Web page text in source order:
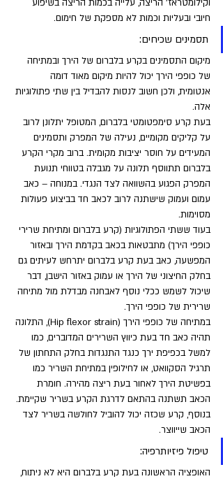
וקילומטראז' הריצה, עלייה בכמות הריצה בשיפוע
חיובי ובעליות וכמות לא מספקת של חימום.
תסמינים שכיחים:
מיקום התסמינים בקרע בלברום של הירך ובמתיחה
של כופפי הירך יכול להיות מיקום מאוד דומה
אנטומית, ולכן חשוב לנסות להבדיל בין שתי פתולוגיות
אלה.
בעת קרע סימפטומטי בלברום, המטופל יתלונן לרוב
על קליקים מקומיים, נעילה של המפרק ותסמינים
המעידים על חוסר יציבות מקומית. ברוב מקרי הקרע
בלברום תתווסף תלונה על מגבלה בטווחי תנועת
המפרק הפגוע בהשוואה לצד הנגדי. במנוחה – כאב
עמום ועמוק שישתנה לרוב לכאב חד בביצוע פעולות
מסוימות.
בעוד ששתי הפתולוגיות (קרע בלברום ומתיחת שרירי
כופפי הירך) מתבטאות בכאב בקדמת הירך ובאזור
המפשעה, כאב בעת קרע בלברום יתרחש לעיתים גם
בחלק החיצוני של הירך או עמוק באזור הישבן, דבר
שיכול לשמש ככלי נוסף לאבחנה מבדלת מול מתיחה
שרירית של כופפי הירך.
במתיחה של כופפי הירך (Hip flexor strain), התלונה
תהיה כאב חד בעת כיווץ השרירים המדוברים, כמו
למשל בכפיפת ירך כנגד התנגדות בחלק התחתון של
תרגיל הסקוואט, או לחילופין במתיחת השריר כמו
בפשיטת הירך לאחור בעת ריצה מהירה. חומרת
הכאב תשתנה בהתאם לדרגת הקרע בשריר שקיימת.
בנוסף, קרע שכזה יכול להוביל לחולשה בשריר לצד
הכאב שייווצר.
טיפול פיזיותרפיה:
האופציה הראשונה בעת קרע בלברום היא לא ניתוח,